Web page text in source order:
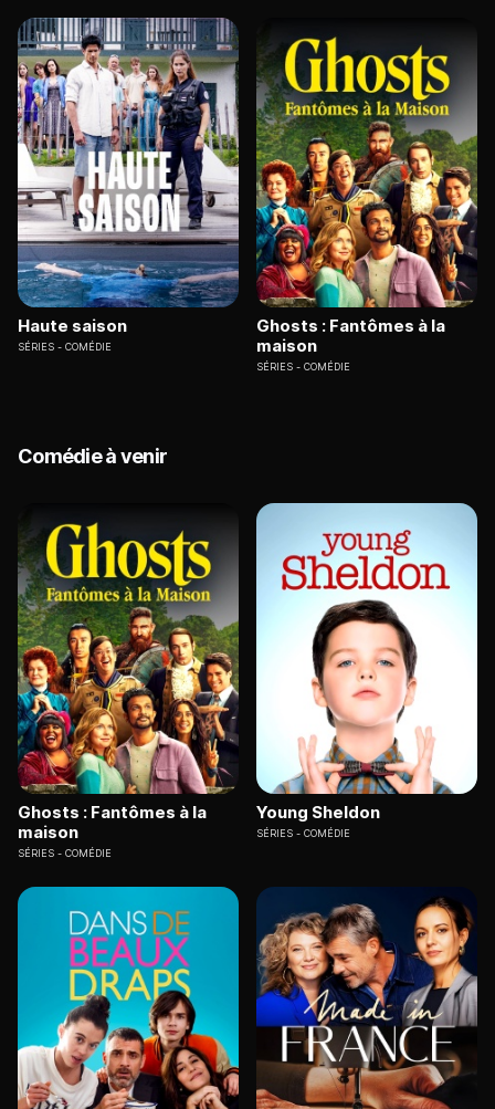
Haute saison
SÉRIES COMÉDIE
Ghosts : Fantômes à la
maison
SÉRIES COMÉDIE
Comédie à venir
Ghosts : Fantômes à la
maison
SÉRIES COMÉDIE
Young Sheldon
SÉRIES COMÉDIE